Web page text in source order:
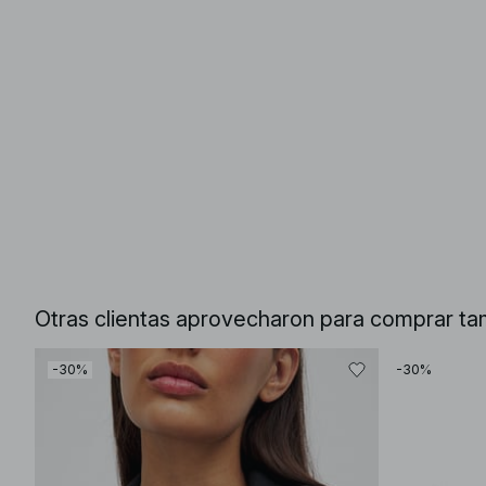
Otras clientas aprovecharon para comprar
-30% -30%